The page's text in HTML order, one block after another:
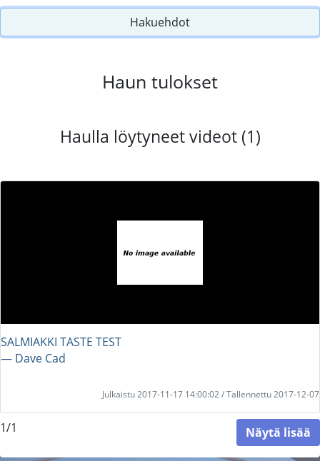
Hakuehdot
Haun tulokset
Haulla löytyneet videot (1)
SALMIAKKI TASTE TEST
― Dave Cad
Julkaistu 2017-11-17 14:00:02 / Tallennettu 2017-12-07
1/1 Näytä lisää